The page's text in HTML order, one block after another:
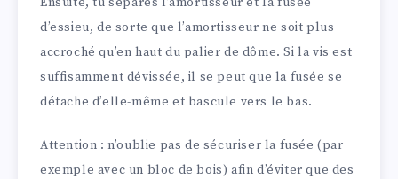
d’essieu, de sorte que l’amortisseur ne soit plus
accroché qu’en haut du palier de dôme. Si la vis est
suffisamment dévissée, il se peut que la fusée se
détache d’elle-même et bascule vers le bas.
Attention : n’oublie pas de sécuriser la fusée (par
exemple avec un bloc de bois) afin d’éviter que des